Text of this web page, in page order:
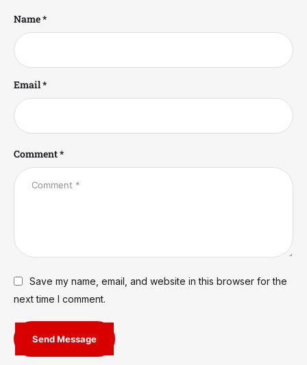
Comment *
Name *
Email *
Save my name, email, and website in this browser for the
next time I comment.
Send Message